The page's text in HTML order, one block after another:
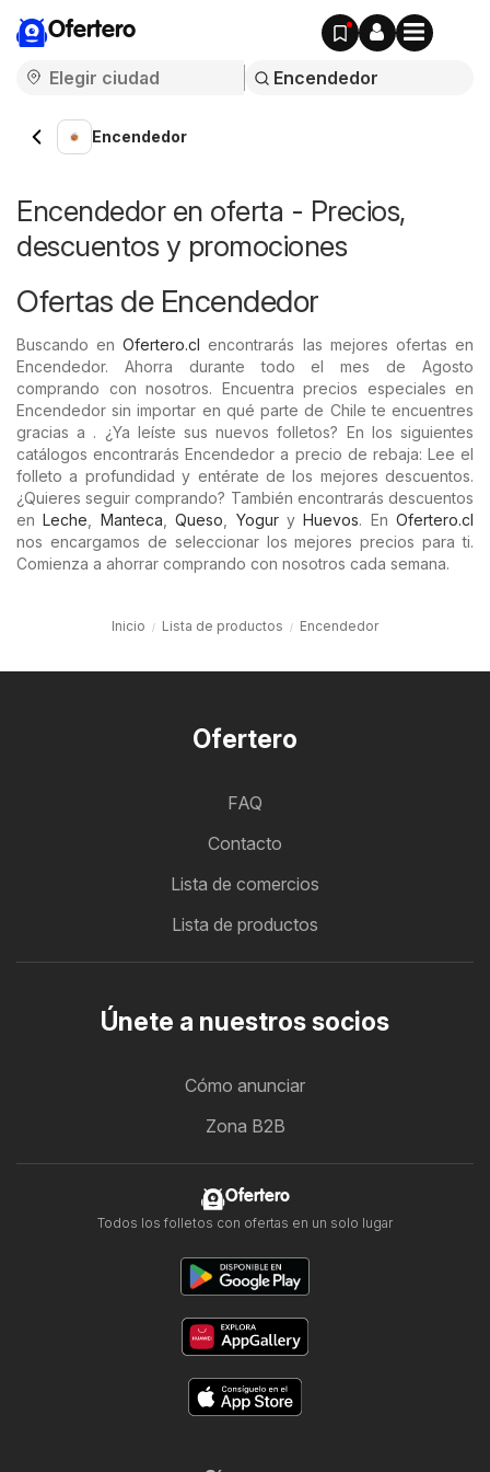
Ofertero
Encendedor
Encendedor en oferta - Precios,
descuentos y promociones
Ofertas de Encendedor
Buscando enOfertero.cl encontrarás las mejores ofertas en
Encendedor. Ahorra durante todo el mes de Agosto
comprando con nosotros. Encuentra precios especiales en
Encendedor sin importar en qué parte de Chile te encuentres
gracias a . ¿Ya leíste sus nuevos folletos? En los siguientes
catálogos encontrarás Encendedor a precio de rebaja: Lee el
folleto a profundidad y entérate de los mejores descuentos.
¿Quieres seguir comprando? También encontrarás descuentos
enLeche Manteca ,Queso YoguryHuevos. En Ofertero.cl
nos encargamos de seleccionar los mejores precios para ti.
Comienza a ahorrar comprando con nosotros cada semana.
Inicio Lista de productos Encendedor
Ofertero
FAQ
Contacto
Lista de comercios
Lista de productos
Únete a nuestros socios
Cómo anunciar
Zona B2B
Ofertero
Todos los folletos con ofertas en un solo lugar